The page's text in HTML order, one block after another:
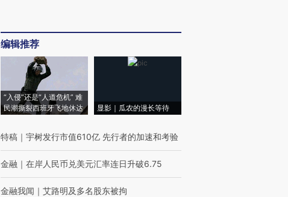
编辑推荐
“入侵”还是“人道危机” 难
民潮撕裂西班牙飞地休达
显影｜瓜农的漫长等待
特稿 ｜ 宇树发行市值610亿 先行者的加速和考验
金融 ｜ 在岸人民币兑美元汇率连日升破6.75
金融我闻 ｜ 艾路明及多名股东被拘